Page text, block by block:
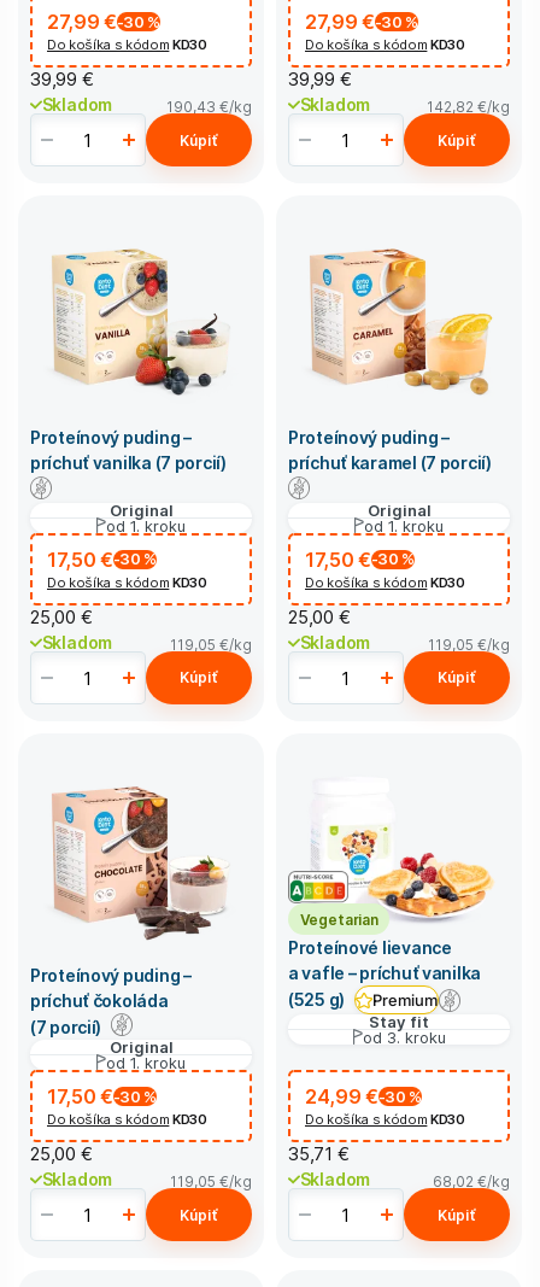
27,99 €-30 %
Do košíka s kódom KD30
39,99 €
Skladom 190,43 €/kg
Kúpiť
27,99 €-30 %
Do košíka s kódom KD30
39,99 €
Skladom 142,82 €/kg
Kúpiť
Proteínový puding –
príchuť vanilka (7 porcií)
Original
od 1. kroku
17,50 €-30 %
Do košíka s kódom KD30
25,00 €
Skladom 119,05 €/kg
Kúpiť
Proteínový puding –
príchuť karamel (7 porcií)
Original
od 1. kroku
17,50 €-30 %
Do košíka s kódom KD30
25,00 €
Skladom 119,05 €/kg
Kúpiť
Proteínový puding –
príchuť čokoláda
(7 porcií)
Original
od 1. kroku
17,50 €-30 %
Do košíka s kódom KD30
25,00 €
Skladom 119,05 €/kg
Kúpiť
Vegetarian
Proteínové lievance
a vafle – príchuť vanilka
(525 g)
Premium
Stay fit
od 3. kroku
24,99 €-30 %
Do košíka s kódom KD30
35,71 €
Skladom 68,02 €/kg
Kúpiť